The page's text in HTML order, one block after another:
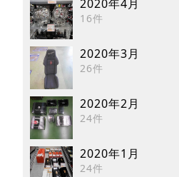
2020年4月
16件
2020年3月
26件
2020年2月
24件
2020年1月
24件